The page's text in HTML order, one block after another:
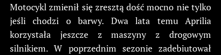
Motocykl zmienił się zresztą dość mocno nie tylko
jeśli chodzi o barwy. Dwa lata temu Aprilia
korzystała jeszcze z maszyny z drogowym
silnikiem. W poprzednim sezonie zadebiutował